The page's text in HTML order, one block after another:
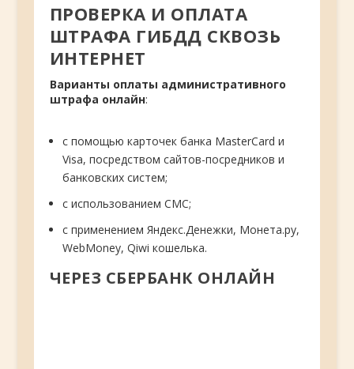
ПРОВЕРКА И ОПЛАТА
ШТРАФА ГИБДД СКВОЗЬ
ИНТЕРНЕТ
Варианты оплаты административного
штрафа онлайн:
с помощью карточек банка MasterСard и
Visa, посредством сайтов-посредников и
банковских систем;
с использованием СМС;
с применением Яндекс.Денежки, Монета.ру,
WebMoney, Qiwi кошелька.
ЧЕРЕЗ СБЕРБАНК ОНЛАЙН